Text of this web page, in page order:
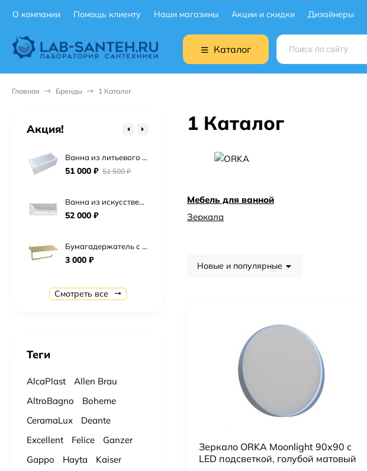
О компании Помощь клиенту Наши магазины Акции и скидки Дизайнеры
Каталог
Главная Бренды 1 Каталог
1 Каталог
Мебель для ванной
Зеркала
Новые и популярные
Зеркало ORKA Moonlight 90x90 c
LED подсветкой, голубой матовый
Акция!
Ванна из литьевого мрамора Астра-Форм Нью-Форм 170х75 см.
51 000 ₽ 51 500₽
Ванна из искусственного камня Астра-Форм Нейт 170х70
52 000 ₽
Бумагадержатель с полочкой Vivi Felice FL 1039 ORO OPACO матовое золото
3 000 ₽
64 500₽ 99 300₽
Смотреть все
Теги
AlcaPlast
Allen Brau
AltroBagno
Boheme
CeramaLux
Deante
Excellent
Felice
Ganzer
Gappo
Hayta
Kaiser